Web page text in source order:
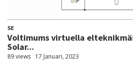
SE
Voltimums virtuella
Solar...
89 views 17 Januari, 2023